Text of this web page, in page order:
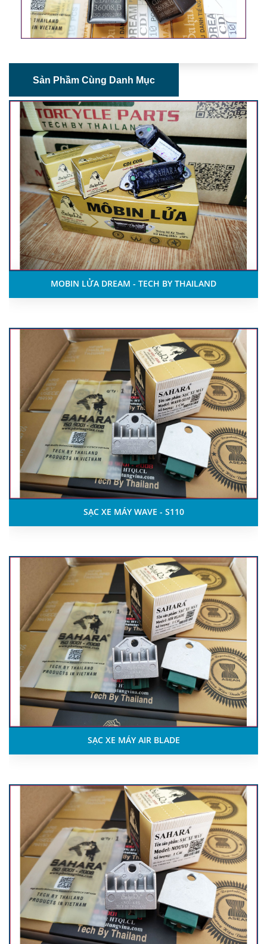
Sản Phầm Cùng Danh Mục
MOBIN LỬA DREAM - TECH BY THAILAND
SẠC XE MÁY WAVE - S110
SẠC XE MÁY AIR BLADE